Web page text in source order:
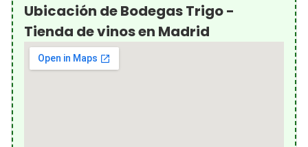
Ubicación de Bodegas Trigo -
Tienda de vinos en Madrid